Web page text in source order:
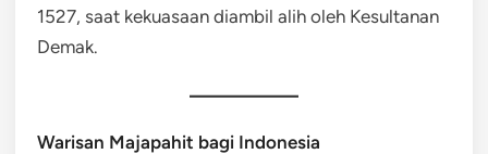
1527, saat kekuasaan diambil alih oleh Kesultanan
Demak.
Warisan Majapahit bagi Indonesia